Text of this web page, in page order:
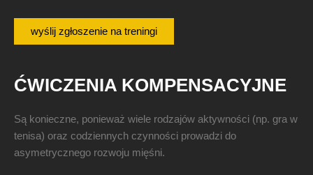
wyślij zgłoszenie na treningi
ĆWICZENIA KOMPENSACYJNE
Są konieczne, ponieważ wiele rodzajów aktywności (np. gra w
tenisa) oraz codziennych czynności prowadzi do
asymetrycznego rozwoju mięśni.